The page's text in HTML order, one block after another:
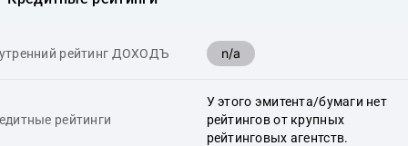
рейтинг ДОХОДЪ n/a
рейтинги
У этого эмитента/бумаги нет
рейтингов от крупных
рейтинговых агентств.